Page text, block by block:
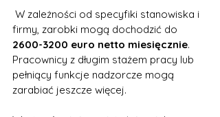
firmy, zarobki mogą dochodzić do
2600-3200 euro netto miesięcznie.
Pracownicy z długim stażem pracy lub
pełniący funkcje nadzorcze mogą
zarabiać jeszcze więcej.